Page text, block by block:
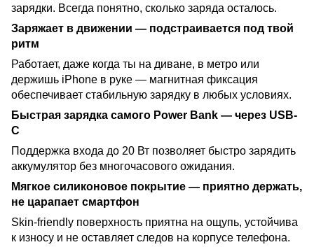
зарядки. Всегда понятно, сколько заряда осталось.
Заряжает в движении — подстраивается под твой
ритм
Работает, даже когда ты на диване, в метро или
держишь iPhone в руке — магнитная фиксация
обеспечивает стабильную зарядку в любых условиях.
Быстрая зарядка самого Power Bank — через USB-
C
Поддержка входа до 20 Вт позволяет быстро зарядить
аккумулятор без многочасового ожидания.
Мягкое силиконовое покрытие — приятно держать,
не царапает смартфон
Skin-friendly поверхность приятна на ощупь, устойчива
к износу и не оставляет следов на корпусе телефона.